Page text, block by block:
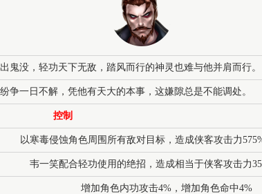
没，轻功天下无敌，踏风而行的神灵也难与他并肩而行。
争一日不解，凭他有天大的本事，这嫌隙总是不能调处。
控制
以寒毒侵蚀角色周围所有敌对目标，造成侠客攻击力
韦一笑配合轻功使用的绝招，造成相当于侠客攻击力
增加角色内功攻击4%，增加角色命中4%